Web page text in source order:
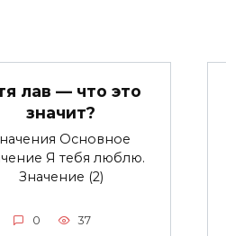
лав — что это
значит?
Основное
Я тебя люблю.
Значение (2)
0 37